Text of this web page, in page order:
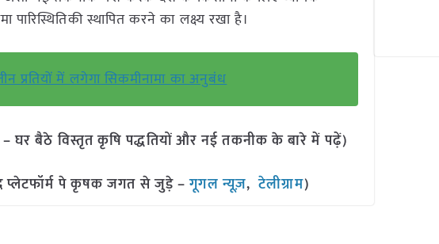
स्थापित करने का लक्ष्य रखा है।
प्रतियों में लगेगा सिकमीनामा का अनुबंध
– घर बैठे विस्तृत कृषि पद्धतियों और नई तकनीक के बारे में पढ़ें)
पे कृषक जगत से जुड़े –गूगल न्यूज़,टेलीग्राम)